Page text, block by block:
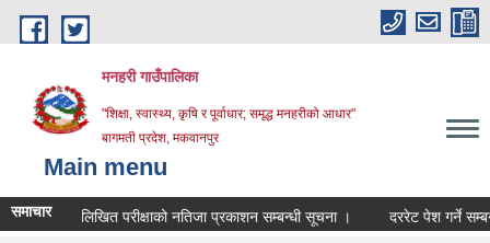
Skip to main content
मनहरी गाउँपालिका
"शिक्षा, स्वास्थ्य, कृषि र पूर्वाधार; समृद्ध मनहरीको आधार"
बागमती प्रदेश, मकवानपुर
Main menu
समाचारलिखित परीक्षाको नतिजा प्रकाशन सम्बन्धी सूचना । दररेट पेश गर्ने सम्बन्धमा ।